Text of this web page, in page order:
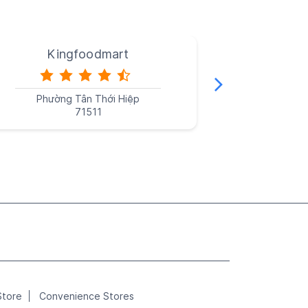
Kingfoodmart
Phường Tân Thới Hiệp
71511
Convenience Stores